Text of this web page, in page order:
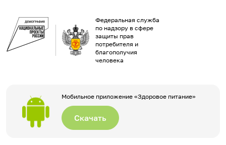
Федеральная служба
по надзору в сфере
защиты прав
потребителя и
благополучия
человека
Мобильное приложение «Здоровое питание»
Скачать